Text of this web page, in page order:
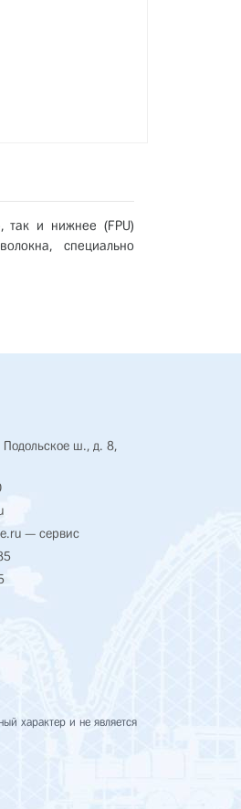
так и нижнее (FPU)
специально
Подольское ш., д. 8,
— сервис
характер и не является